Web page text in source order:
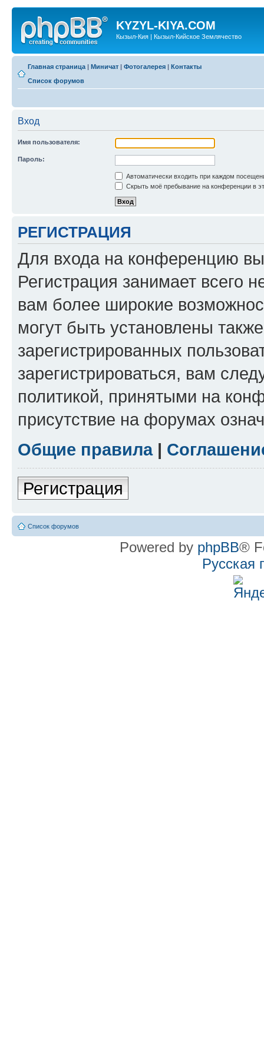
KYZYL-KIYA.COM
Кызыл-Кия | Кызыл-Кийское Землячество
Главная страница | Миничат | Фотогалерея | Контакты
Список форумов
Вход
Имя пользователя:
Пароль:
Автоматически входить при каждом
Скрыть моё пребывание на конференции в
РЕГИСТРАЦИЯ
Для входа на конференцию
Регистрация занимает всего
вам более широкие
могут быть установлены
зарегистрированных
зарегистрироваться, вам
политикой, принятыми на
присутствие на форумах
Общие правила|
Регистрация
Список форумов
Powered by phpBB®
Русская